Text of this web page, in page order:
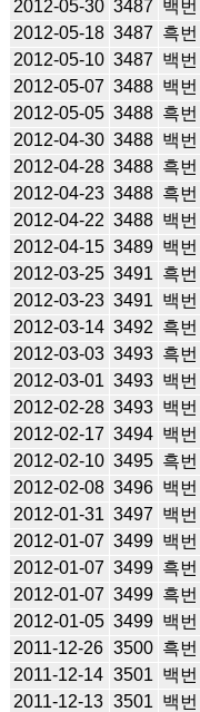
2012-05-30 3487 백번
2012-05-18 3487 흑번
2012-05-10 3487 백번
2012-05-07 3488 백번
2012-05-05 3488 흑번
2012-04-30 3488 백번
2012-04-28 3488 흑번
2012-04-23 3488 흑번
2012-04-22 3488 백번
2012-04-15 3489 백번
2012-03-25 3491 흑번
2012-03-23 3491 백번
2012-03-14 3492 흑번
2012-03-03 3493 흑번
2012-03-01 3493 백번
2012-02-28 3493 백번
2012-02-17 3494 백번
2012-02-10 3495 흑번
2012-02-08 3496 백번
2012-01-31 3497 백번
2012-01-07 3499 백번
2012-01-07 3499 흑번
2012-01-07 3499 흑번
2012-01-05 3499 백번
2011-12-26 3500 흑번
2011-12-14 3501 백번
2011-12-13 3501 백번